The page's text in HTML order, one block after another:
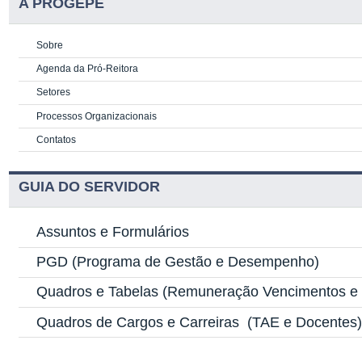
A PROGEPE
Sobre
Agenda da Pró-Reitora
Setores
Processos Organizacionais
Contatos
GUIA DO SERVIDOR
Assuntos e Formulários
PGD (Programa de Gestão e Desempenho)
Quadros e Tabelas (Remuneração Vencimentos
Quadros de Cargos e Carreiras (TAE e Docentes)